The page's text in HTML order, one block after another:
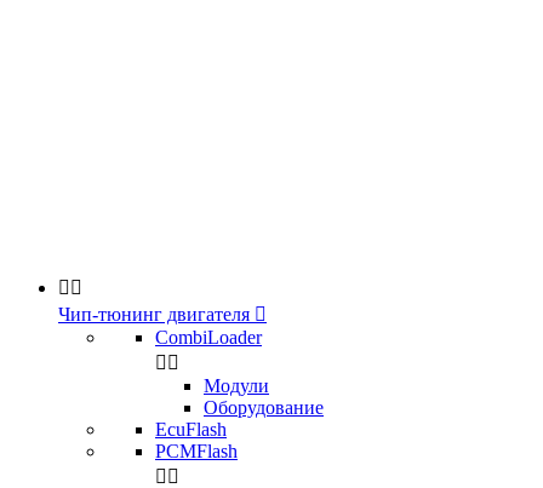
 
Чип-тюнинг двигателя 
CombiLoader
 
Модули
Оборудование
EcuFlash
PCMFlash
 